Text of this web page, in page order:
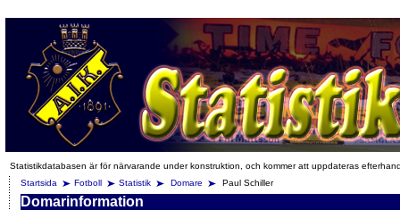
Statistikdatabasen är för närvarande under konstruktion, och kommer att uppdateras
Startsida
Fotboll Statistik Domare Paul Schiller
Domarinformation